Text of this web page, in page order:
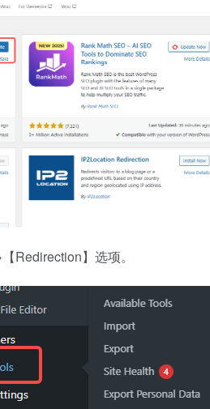
Redirection】选项。